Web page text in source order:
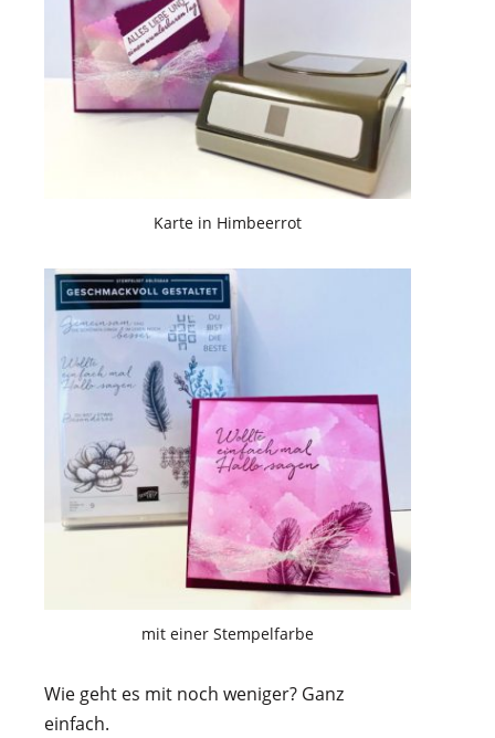
Karte in Himbeerrot
mit einer Stempelfarbe
Wie geht es mit noch weniger? Ganz
einfach.